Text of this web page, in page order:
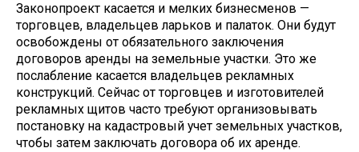
Законопроект касается и мелких бизнесменов —
торговцев, владельцев ларьков и палаток. Они будут
освобождены от обязательного заключения
договоров аренды на земельные участки. Это же
послабление касается владельцев рекламных
конструкций. Сейчас от торговцев и изготовителей
рекламных щитов часто требуют организовывать
постановку на кадастровый учет земельных участков,
чтобы затем заключать договора об их аренде.